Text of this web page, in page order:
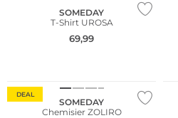
SOMEDAY
T-Shirt UROSA
69,99
DEAL
SOMEDAY
Chemisier ZOLIRO